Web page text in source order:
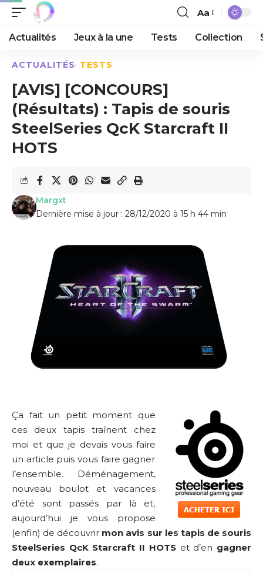
Aa
Actualités Jeux à la une Tests Collection
ACTUALITÉS TESTS
[AVIS] [CONCOURS]
(Résultats) : Tapis de souris
SteelSeries QcK Starcraft II
HOTS
Dernière mise à jour : 28/12/2020 à 15 h 44 min
Margxt
Ça fait un petit moment que
ces deux tapis traînent chez
moi et que je devais vous faire
un article puis vous faire gagner
l’ensemble. Déménagement,
nouveau boulot et vacances
d’été sont passés par là et,
aujourd’hui je vous propose
(enfin) de découvrir mon avis sur les tapis de souris
SteelSeries QcK Starcraft II HOTSet d’en gagner
deux exemplaires.